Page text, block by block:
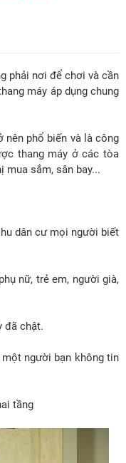
phải nơi để chơi và cần
máy áp dụng chung
nên phổ biến và là công
thang máy ở các tòa
mua sắm, sân bay...
dân cư mọi người biết
nữ, trẻ em, người già,
đã chật.
người bạn không tin
tầng